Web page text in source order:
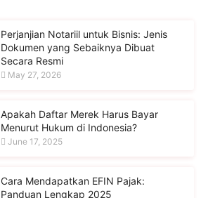
Perjanjian Notariil untuk Bisnis: Jenis
Dokumen yang Sebaiknya Dibuat
Secara Resmi
May 27, 2026
Apakah Daftar Merek Harus Bayar
Menurut Hukum di Indonesia?
June 17, 2025
Cara Mendapatkan EFIN Pajak:
Panduan Lengkap 2025